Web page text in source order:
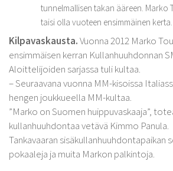
tunnelmallisen takan ääreen. Marko
taisi olla vuoteen ensimmäinen kerta.
Kilpavaskausta.Vuonna 2012 Marko
ensimmäisen kerran Kullanhuuhdonnan
Aloittelijoiden sarjassa tuli kultaa.
– Seuraavana vuonna MM-kisoissa
hengen joukkueella MM-kultaa.
”Marko on Suomen huippuvaskaaja”,
kullanhuuhdontaa vetävä Kimmo Panula.
Tankavaaran sisäkullanhuuhdontapaikan
pokaaleja ja muita Markon palkintoja.